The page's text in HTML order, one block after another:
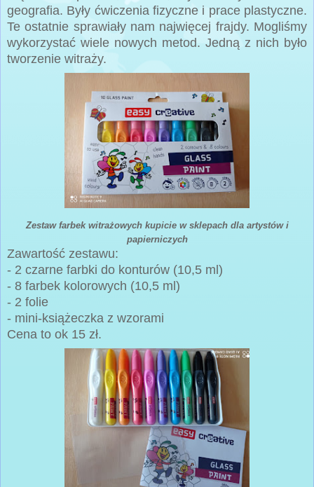
geografia. Były ćwiczenia fizyczne i prace plastyczne.
Te ostatnie sprawiały nam najwięcej frajdy. Mogliśmy
wykorzystać wiele nowych metod. Jedną z nich było
tworzenie witraży.
Zestaw farbek witrażowych kupicie w sklepach dla artystów i
papierniczych
Zawartość zestawu:
- 2 czarne farbki do konturów (10,5 ml)
- 8 farbek kolorowych (10,5 ml)
- 2 folie
- mini-książeczka z wzorami
Cena to ok 15 zł.